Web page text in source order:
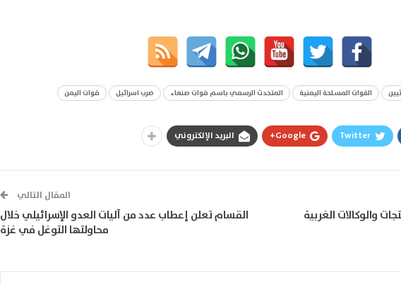
القوات المسلحة اليمنية المتحدث الرسمي باسم قوات صنعاء ضرب اسرائيل
قوات اليمن
Twitter
Google+ البريد الإلكتروني
والوكالات الغربية
المقال التالي
القسام تعلن إعطاب عدد من آليات العدو الإسرائيلي خلال
محاولتها التوغل في غزة